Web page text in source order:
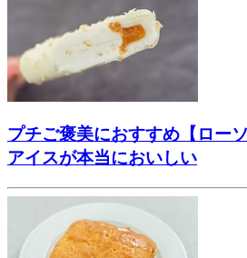
プチご褒美におすすめ【ロー
アイスが本当においしい